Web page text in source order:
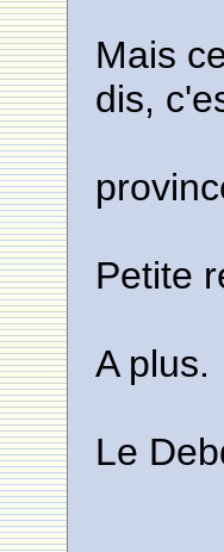
Mais
dis,
Petite
A plus.
Le